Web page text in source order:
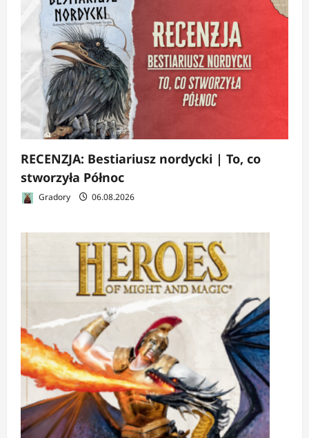
RECENZJA: Bestiariusz nordycki | To, co
stworzyła Północ
Gradory 06.08.2026